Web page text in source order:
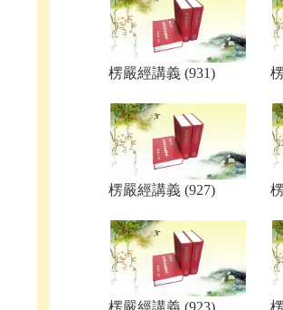
楞嚴經講義 (931)
楞嚴經講義 (927)